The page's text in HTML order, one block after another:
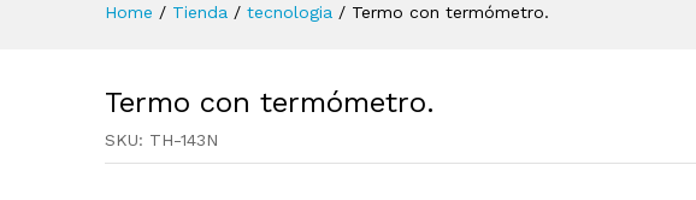
Home / Tienda / tecnologia / Termo con termómetro.
Termo con termómetro.
SKU: TH-143N